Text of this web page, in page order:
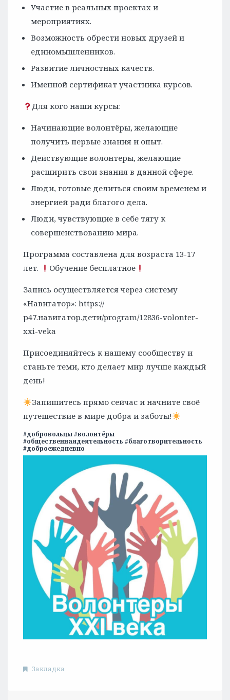
Участие в реальных проектах и
мероприятиях.
Возможность обрести новых друзей и
единомышленников.
Развитие личностных качеств.
Именной сертификат участника курсов.
Для кого наши курсы:
Начинающие волонтёры, желающие
получить первые знания и опыт.
Действующие волонтеры, желающие
расширить свои знания в данной сфере.
Люди, готовые делиться своим временем и
энергией ради благого дела.
Люди, чувствующие в себе тягу к
совершенствованию мира.
Программа составлена для возраста 13-17
лет.
Обучение бесплатное
Запись осуществляется через систему
«Навигатор»: https://
р47.навигатор.дети/program/12836-volonter-
xxi-veka
Присоединяйтесь к нашему сообществу и
станьте теми, кто делает мир лучше каждый
день!
Запишитесь прямо сейчас и начните своё
путешествие в мире добра и заботы!
#добровольцы #волонтёры
#общественнаядеятельность #благотворительность
#доброежедневно
Закладка